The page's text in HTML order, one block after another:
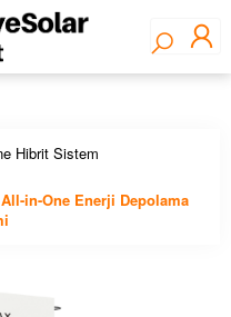
Yetkili Bayisi ☀️ Solar
Çözümleri - Stoktan
Hibrit Sistem
in-One Enerji Depolama